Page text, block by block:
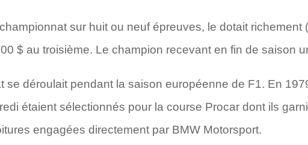
sur huit ou neuf épreuves, le dotait richement
$ au troisième. Le champion recevant en fin de saison
se déroulait pendant la saison européenne de F1. En
étaient sélectionnés pour la course Procar dont ils
engagées directement par BMW Motorsport.